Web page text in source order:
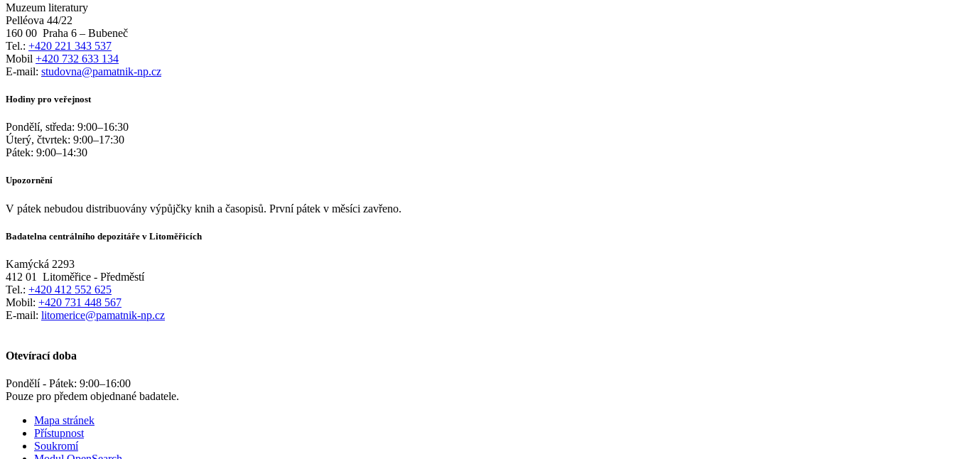
Muzeum literatury
Pelléova 44/22
160 00 Praha 6 – Bubeneč
Tel.: +420 221 343 537
Mobil +420 732 633 134
E-mail: studovna@pamatnik-np.cz
Hodiny pro veřejnost
Pondělí, středa: 9:00–16:30
Úterý, čtvrtek: 9:00–17:30
Pátek: 9:00–14:30
Upozornění
V pátek nebudou distribuovány výpůjčky knih a časopisů. První pátek v měsíci zavřeno.
Badatelna centrálního depozitáře v Litoměřicích
Kamýcká 2293
412 01
Litoměřice - Předměstí
Tel.: +420 412 552 625
Mobil: +420 731 448 567
E-mail: litomerice@pamatnik-np.cz
Otevírací doba
Pondělí - Pátek: 9:00–16:00
Pouze pro předem objednané badatele.
Mapa stránek
Přístupnost
Soukromí